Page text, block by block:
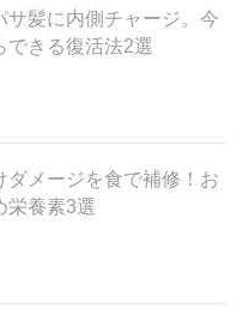
サ髪に内側チャージ。今
できる復活法2選
ダメージを食で補修！お
栄養素3選